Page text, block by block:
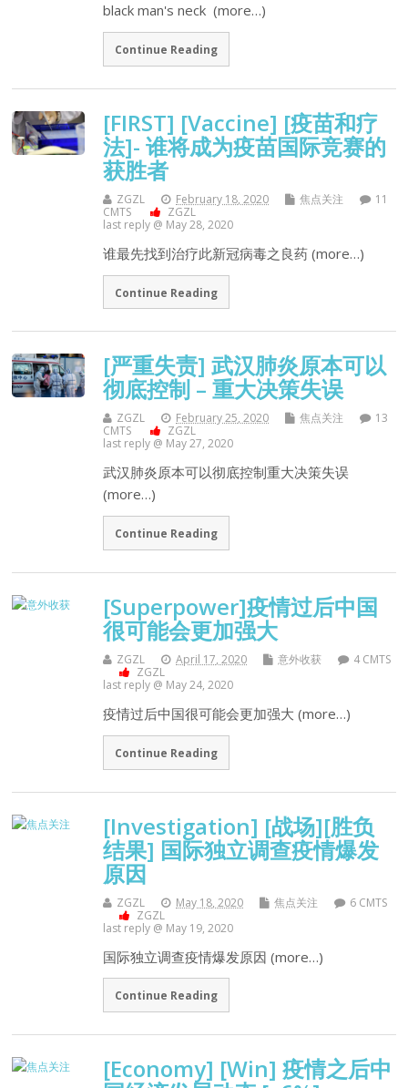
black man's neck (more…)
Continue Reading
[FIRST] [Vaccine] [疫苗和疗
法]- 谁将成为疫苗国际竞赛的
获胜者
ZGZL February 18, 2020 焦点关注
11
CMTS
ZGZL
last reply @ May 28, 2020
谁最先找到治疗此新冠病毒之良药 (more…)
Continue Reading
[严重失责] 武汉肺炎原本可以
彻底控制 – 重大决策失误
ZGZL February 25, 2020 焦点关注
13
CMTS
ZGZL
last reply @ May 27, 2020
武汉肺炎原本可以彻底控制重大决策失误
(more…)
Continue Reading
[Superpower]疫情过后中国
很可能会更加强大
ZGZL April 17, 2020 意外收获
4 CMTS
ZGZL
last reply @ May 24, 2020
疫情过后中国很可能会更加强大 (more…)
Continue Reading
[Investigation] [战场][胜负
结果] 国际独立调查疫情爆发
原因
ZGZL May 18, 2020 焦点关注
6 CMTS
ZGZL
last reply @ May 19, 2020
国际独立调查疫情爆发原因 (more…)
Continue Reading
[Economy] [Win] 疫情之后中